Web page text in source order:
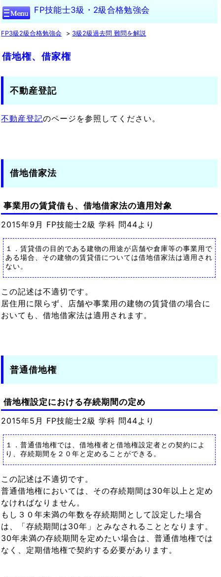
FP技能士3級・2級合格勉強会
FP3級2級合格勉強会 3級2級過去問 難問を解説
借地権、借家権
不動産登記
不動産登記のページを参照してください。
借地借家法
事業用の賃貸借も、借地借家法の適用対象
2015年9月 FP技能士2級 学科 問44より
１．賃貸借の目的である建物の用途が店舗や倉庫等の事業用で
ある場合、その建物の賃貸借については借地借家法は適用され
ない。
この記述は不適切です。
居住用に限らず、店舗や事業用の建物の賃貸借の場合に
おいても、借地借家法は適用されます。
普通借地権
借地権設定における存続期間の定め
2015年5月 FP技能士2級 学科 問44より
１．普通借地権では、借地権者と借地権設定者との契約によ
り、存続期間を２０年と定めることができる。
この記述は不適切です。
普通借地権においては、その存続期間は30年以上と定め
なければなりません。
もし３０年未満の年数を存続期間として設定した場合
は、「存続期間は30年」とみなされることとなります。
30年未満の存続期間を定めたい場合は、普通借地権では
なく、定期借地権で契約する必要があります。